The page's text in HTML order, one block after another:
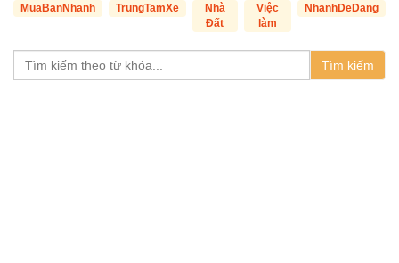
MuaBanNhanh
TrungTamXe
Nhà
Đất
Việc
làm
NhanhDeDang
Tìm kiếm